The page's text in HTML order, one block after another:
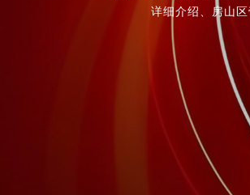
详细介绍、房山